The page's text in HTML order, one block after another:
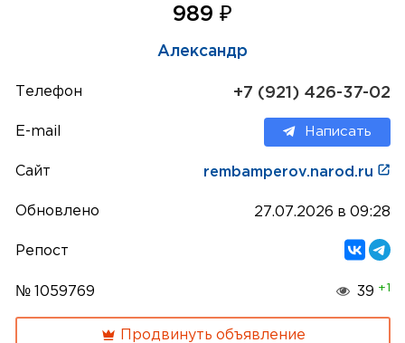
989 ₽
Александр
Телефон +7 (921) 426-37-02
E-mail Написать
Сайт rembamperov.narod.ru
Обновлено 27.07.2026 в 09:28
Репост
№ 1059769 39 +1
Продвинуть объявление